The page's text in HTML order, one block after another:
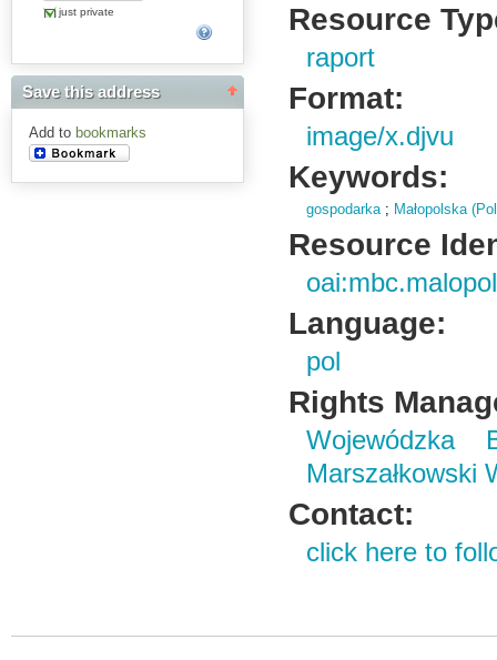
just private
Save this address
Add to bookmarks
Resource
raport
Format:
image/x.djvu
Keywords:
gospodarka; Małopolska
Resource
Language:
pol
Rights
Wojewódzka
Marszałkowski
Contact:
click here to